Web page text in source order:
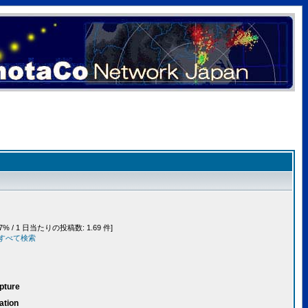
/ 1 日当たりの投稿数: 1.69 件]
べて検索